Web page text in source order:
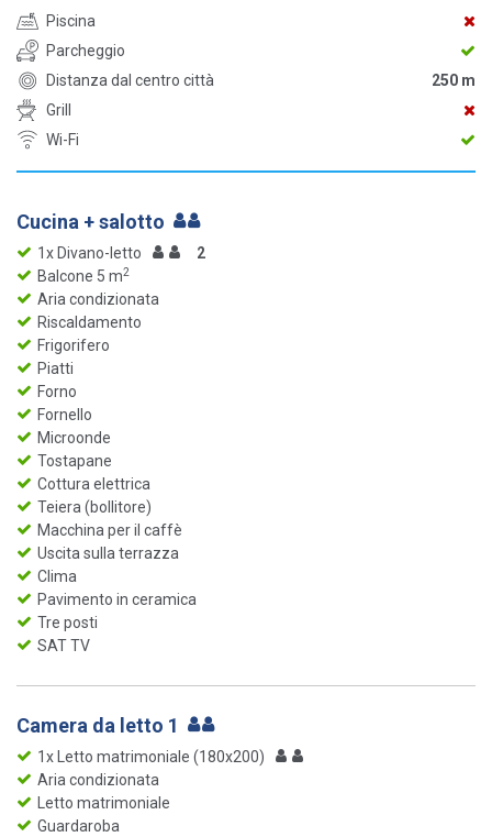
Piscina
Parcheggio
Distanza dal centro città
250 m
Grill
Wi-Fi
Cucina + salotto
1x Divano-letto
2
Balcone 5 m2
Aria condizionata
Riscaldamento
Frigorifero
Piatti
Forno
Fornello
Microonde
Tostapane
Cottura elettrica
Teiera (bollitore)
Macchina per il caffè
Uscita sulla terrazza
Clima
Pavimento in ceramica
Tre posti
SAT TV
Camera da letto 1
1x Letto matrimoniale (180x200)
Aria condizionata
Letto matrimoniale
Guardaroba